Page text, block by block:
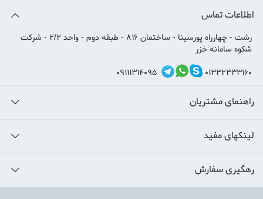
اطلاعات تماس
رشت - چهارراه پورسینا - ساختمان 816 - طبقه دوم - واحد 2/2 - شرکت
شکوه سامانه خزر
01332333160
09111314095
راهنمای مشتریان
لینکهای مفید
رهگیری سفارش